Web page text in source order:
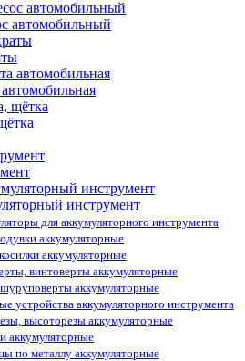
автомобильный
инструмент
для аккумуляторного инструмента
аккумуляторные
аккумуляторные
винтоверты аккумуляторные
аккумуляторные
устройства аккумуляторного инструмента
высоторезы аккумуляторные
аккумуляторные
по металлу аккумуляторные